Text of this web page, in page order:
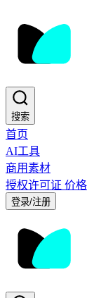
搜索
首页
AI工具
商用素材
授权许可证 价格
登录/注册